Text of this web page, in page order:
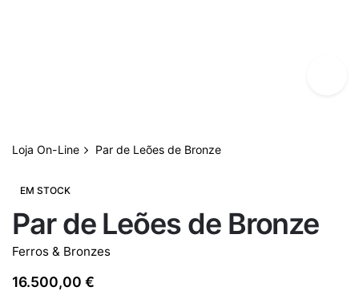
Loja On-Line Par de Leões de Bronze
EM STOCK
Par de Leões de Bronze
Ferros & Bronzes
16.500,00 €